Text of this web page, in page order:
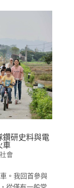
鑽研史料與電
車
社會
。我回首參與